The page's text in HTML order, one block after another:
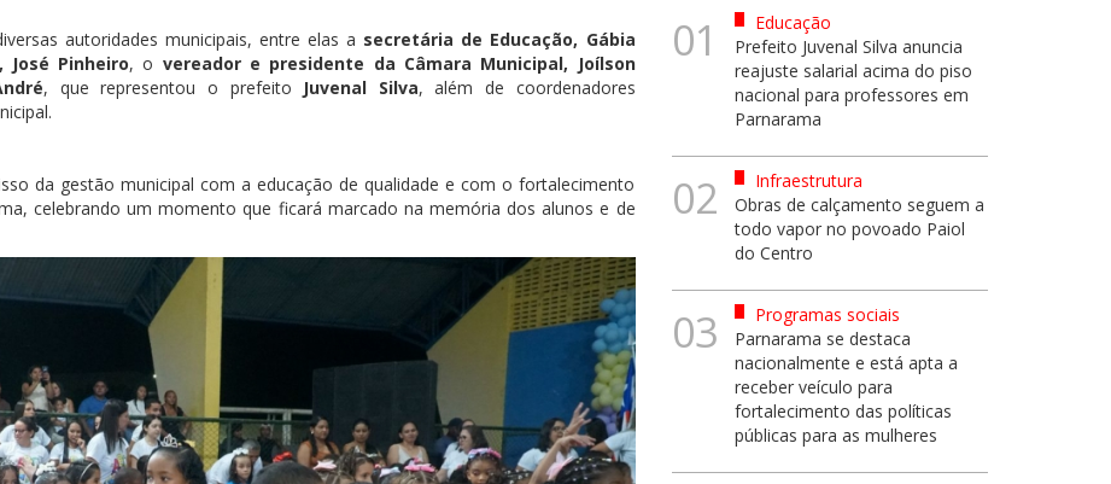
autoridades municipais, entre elas a secretária de Educação, Gábia
Pinheiro, o vereador e presidente da Câmara Municipal, Joílson
, que representou o prefeito Juvenal Silva, além de coordenadores
da gestão municipal com a educação de qualidade e com o fortalecimento
celebrando um momento que ficará marcado na memória dos alunos e de
01
Educação
Prefeito Juvenal Silva anuncia
reajuste salarial acima do piso
nacional para professores em
Parnarama
02
Infraestrutura
Obras de calçamento seguem a
todo vapor no povoado Paiol
do Centro
03
Programas sociais
Parnarama se destaca
nacionalmente e está apta a
receber veículo para
fortalecimento das políticas
públicas para as mulheres